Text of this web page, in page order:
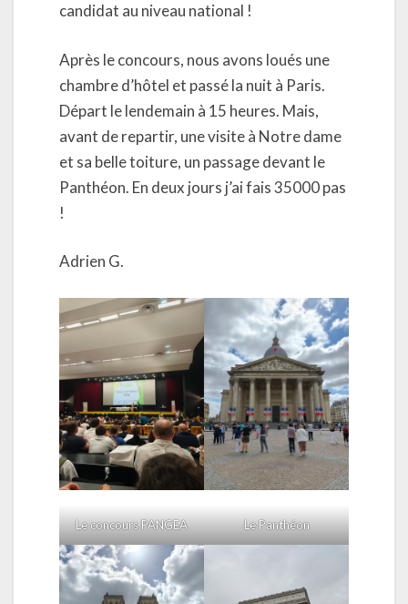
candidat au niveau national !
Après le concours, nous avons loués une
chambre d’hôtel et passé la nuit à Paris.
Départ le lendemain à 15 heures. Mais,
avant de repartir, une visite à Notre dame
et sa belle toiture, un passage devant le
Panthéon. En deux jours j’ai fais 35000 pas
!
Adrien G.
Le concours PANGEA Le Panthéon